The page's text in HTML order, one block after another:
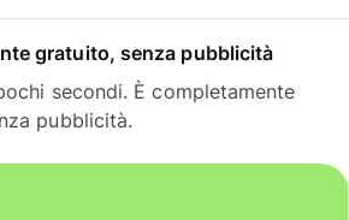
gratuito, senza pubblicità
secondi. È completamente
pubblicità.